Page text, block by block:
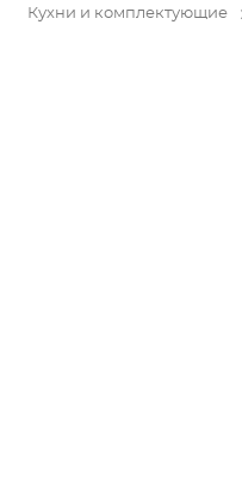
Кухни и комплектующие